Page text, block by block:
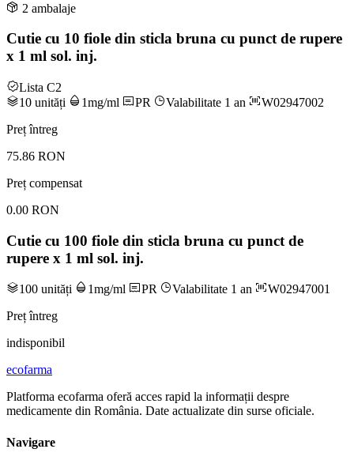
2 ambalaje
Cutie cu 10 fiole din sticla bruna cu punct de rupere
x 1 ml sol. inj.
Lista C2
10 unități
1mg/ml PR Valabilitate 1 an
W02947002
Preț întreg
75.86 RON
Preț compensat
0.00 RON
Cutie cu 100 fiole din sticla bruna cu punct de
rupere x 1 ml sol. inj.
100 unități 1mg/ml PR Valabilitate 1 an
W02947001
Preț întreg
indisponibil
ecofarma
Platforma ecofarma oferă acces rapid la informații despre
medicamente din România. Date actualizate din surse oficiale.
Navigare